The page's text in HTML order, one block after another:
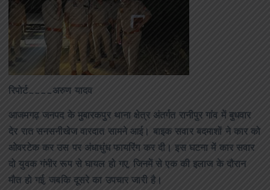
रिपोर्ट____अरुण यादव
आजमगढ़ जनपद के मुबारकपुर थाना क्षेत्र अंतर्गत रानीपुर गांव में बुधवार
देर रात सनसनीखेज वारदात सामने आई। बाइक सवार बदमाशों ने कार को
ओवरटेक कर उस पर अंधाधुंध फायरिंग कर दी। इस घटना में कार सवार
दो युवक गंभीर रूप से घायल हो गए, जिनमें से एक की इलाज के दौरान
मौत हो गई, जबकि दूसरे का उपचार जारी है।